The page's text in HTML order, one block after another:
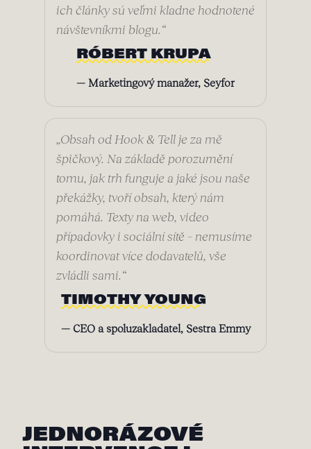
ich články sú veľmi kladne hodnotené
návštevníkmi blogu.“
RÓBERT KRUPA
— Marketingový manažer, Seyfor
„Obsah od Hook & Tell je za mě
špičkový. Na základě porozumění
tomu, jak trh funguje a jaké jsou naše
překážky, tvoří obsah, který nám
pomáhá. Texty na web, video
případovky i sociální sítě – nemusíme
koordinovat více dodavatelů, vše
zvládli sami.“
TIMOTHY YOUNG
— CEO a spoluzakladatel, Sestra Emmy
JEDNORÁZOVÉ